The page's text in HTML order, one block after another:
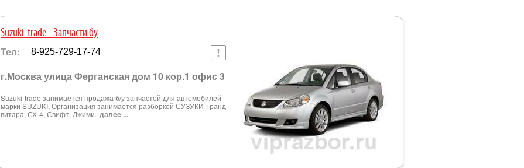
Suzuki-trade - Запчасти бу
Тел: 8-925-729-17-74
г.Москва улица Ферганская дом 10 кор.1 офис 3
Suzuki-trade занимается продажа б/у запчастей для автомобилей
марки SUZUKI, Организация занимается разборкой СУЗУКИ-Гранд
витара, СХ-4, Свифт, Джими. далее ...